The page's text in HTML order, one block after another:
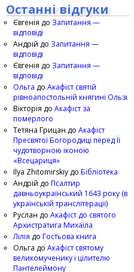
Останні відгуки
Євгенія до Запитання —
відповіді
Андрій до Запитання —
відповіді
Євгенія до Запитання —
відповіді
Ольга до Акафіст святій
рівноапостольній княгині Ользі
Вікторія до Акафіст за
померлого
Тетяна Грицан до Акафіст
Пресвятої Богородиці перед Її
чудотворною іконою
«Всецариця»
Ilya Zhitomirskiy до Бібліотека
Андрій до Псалтир
давньоукраїнський 1643 року (в
українській транслітерації)
Руслан до Акафіст до святого
Архистратига Михаїла
Лілія до Гостьова книга
Ольга до Акафіст святому
великомученику і цілителю
Пантелеймону